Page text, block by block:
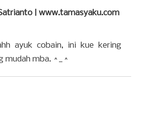
| www.tamasyaku.com
ayuk cobain, ini kue kering
mudah mba. ^_^